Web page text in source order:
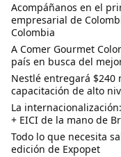
Acompáñanos en el
empresarial de
Colombia
A Comer Gourmet
país en busca del
Nestlé entregará $240
capacitación de alto
La
+ EICI de la mano de
Todo lo que necesita
edición de Expopet